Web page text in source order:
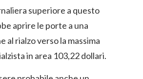
superiore a questo
aprire le porte a una
al rialzo verso la massima
in area 103,22 dollari.